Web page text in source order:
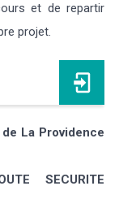
et de repartir
projet.
La Providence
SECURITE